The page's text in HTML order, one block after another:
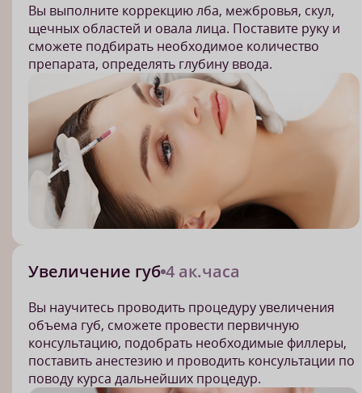
Вы выполните коррекцию лба, межбровья, скул,
щечных областей и овала лица. Поставите руку и
сможете подбирать необходимое количество
препарата, определять глубину ввода.
Увеличение губ 4 ак.часа
Вы научитесь проводить процедуру увеличения
объема губ, сможете провести первичную
консультацию, подобрать необходимые филлеры,
поставить анестезию и проводить консультации по
поводу курса дальнейших процедур.